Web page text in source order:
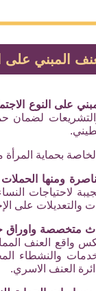
المبني على
على النوع
لضمان
بحماية
ومنها الحملات
لاحتياجات
والتعديلات على
متخصصة واوراق
واقع العنف
والنشطاء
العنف الاسري.